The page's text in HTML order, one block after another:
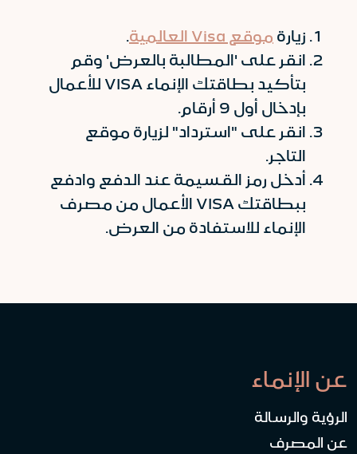
زيارة موقع Visa العالمية
.
انقر على 'المطالبة بالعرض' وقم
بتأكيد بطاقتك الإنماء VISA للأعمال
بإدخال أول 9 أرقام.
انقر على "استرداد" لزيارة موقع
التاجر.
أدخل رمز القسيمة عند الدفع وادفع
ببطاقتك VISA الأعمال من مصرف
الإنماء للاستفادة من العرض.
عن الإنماء
الرؤية والرسالة
عن المصرف